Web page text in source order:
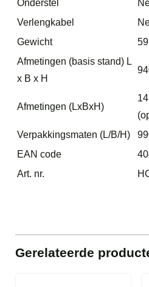
Onderstel
Verlengkabel
Gewicht
Afmetingen (basis stand) L
x B x H
Afmetingen (LxBxH)
Verpakkingsmaten (L/B/H)
EAN code
Art. nr.
Gerelateerde